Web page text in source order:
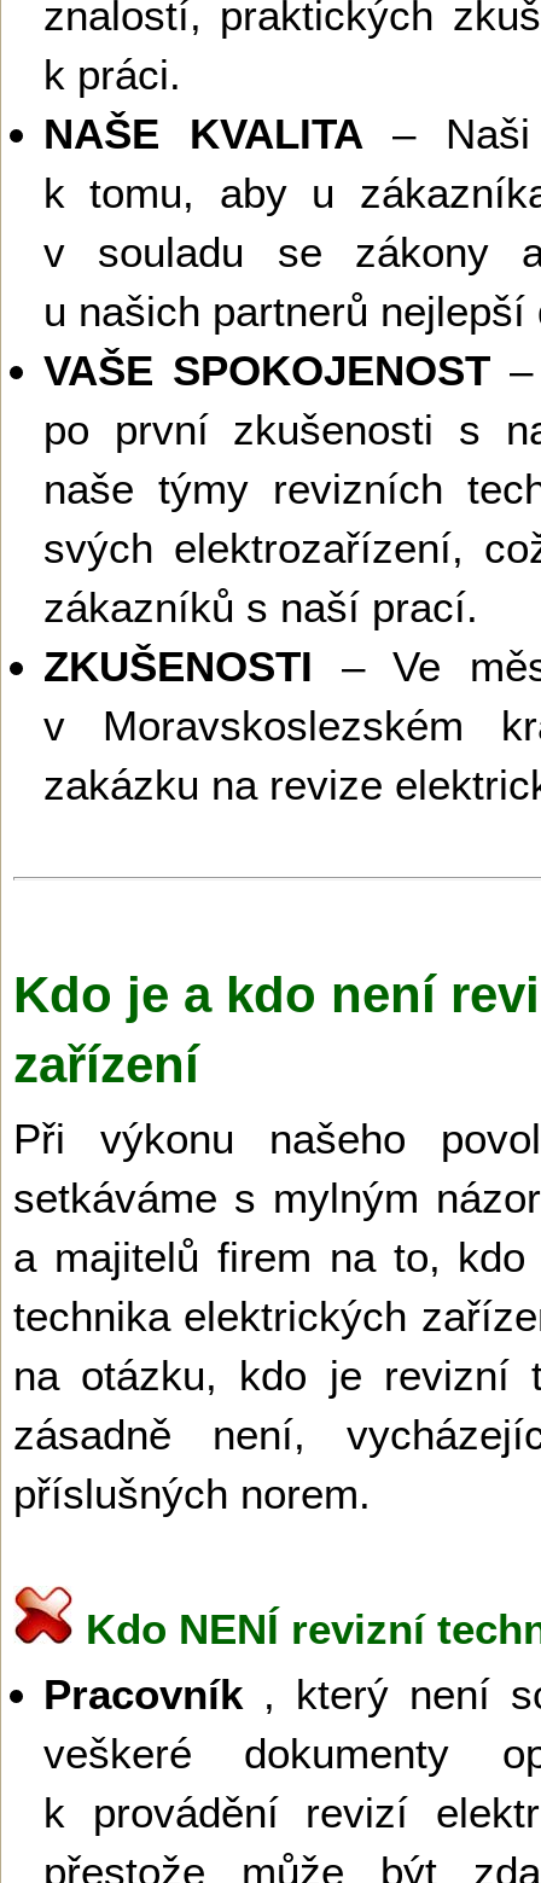
znalostí, praktických
k práci.
NAŠE KVALITA – Naši
k tomu, aby u
v souladu se zákony
u našich partnerů
VAŠE SPOKOJENOST
po první zkušenosti s
naše týmy revizních
svých elektrozařízení,
zákazníků s naší prací.
ZKUŠENOSTI – Ve
v Moravskoslezském
zakázku na revize
Kdo je a kdo není
zařízení
Při výkonu našeho
setkáváme s mylným
a majitelů firem na to,
technika elektrických
na otázku, kdo je revizní
zásadně není,
příslušných norem.
Kdo NENÍ revizní
Pracovník , který není
veškeré dokumenty
k provádění revizí
přestože může být